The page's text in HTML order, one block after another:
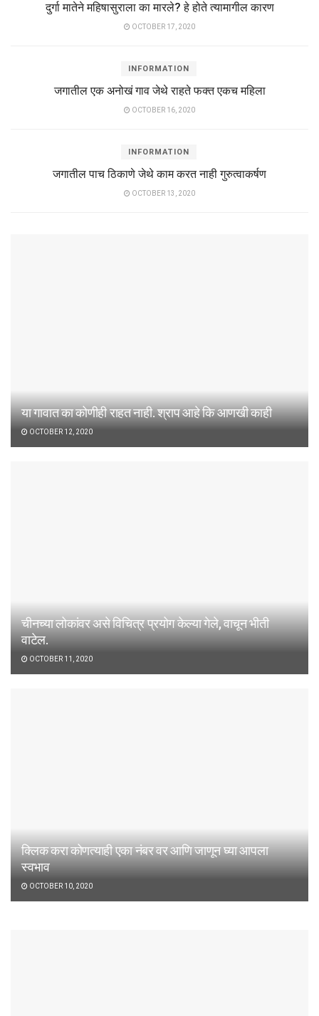
दुर्गा मातेने महिषासुराला का मारले? हे होते त्यामागील कारण
OCTOBER 17, 2020
INFORMATION
जगातील एक अनोखं गाव जेथे राहते फक्त एकच महिला
OCTOBER 16, 2020
INFORMATION
जगातील पाच ठिकाणे जेथे काम करत नाही गुरुत्वाकर्षण
OCTOBER 13, 2020
या गावात का कोणीही राहत नाही. श्राप आहे कि आणखी काही
OCTOBER 12, 2020
चीनच्या लोकांवर असे विचित्र प्रयोग केल्या गेले, वाचून भीती
वाटेल.
OCTOBER 11, 2020
क्लिक करा कोणत्याही एका नंबर वर आणि जाणून घ्या आपला
स्वभाव
OCTOBER 10, 2020